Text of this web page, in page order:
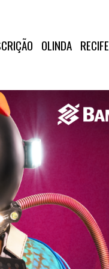
OLINDA RECIFE